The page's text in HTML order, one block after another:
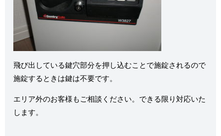
飛び出している鍵穴部分を押し込むことで施錠されるので
施錠するときは鍵は不要です。
エリア外のお客様もご相談ください。できる限り対応いた
します。